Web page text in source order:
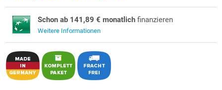
Schon ab 141,89 € monatlich finanzieren
Weitere Informationen